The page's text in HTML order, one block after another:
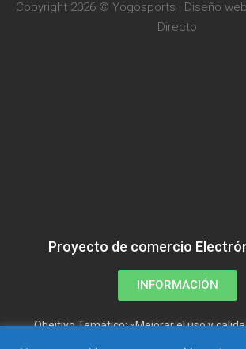
Copyright 2026 © Yogosports | Diseño web
Directo
Proyecto de comercio
INFORMACIÓN
Obejtivo Temático: «Mejorar el uso y